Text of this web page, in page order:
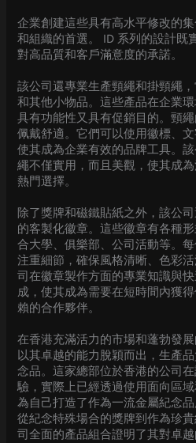
企業創建這些具有高水平修改的
和組織的首選。 ID 系列的設計既
對高品質和客戶滿意度的承諾。
該公司還專業生產頸繩和掛頸繩
和其他小物品。這些產品在企業
具有功能性又具有促銷目的。頸
佩戴舒適。它們可以使用徽標、
使其成為企業有效的品牌工具。
繩不僅實用，而且美觀，使其成
熱門選擇。
除了獎牌和磁鐵貼紙之外，該公
的客製化徽章。這些徽章有各種
合大學、俱樂部、公司活動等。
注重細節，確保風格清晰、色彩
司在徽章製作方面的專業知識與
成，使其成為需要在短時間內獲
賴的合作夥伴。
在香港充滿活力的市場和蓬勃發
以其卓越的能力脫穎而出，生產
念品。這家總部位於香港的公司
驗，實際上已經透過使用面向區
為自己打造了作為一流金屬紀念品
從紀念特殊場合的獎牌到作為珍
司全面的產品組合證明了其對卓越